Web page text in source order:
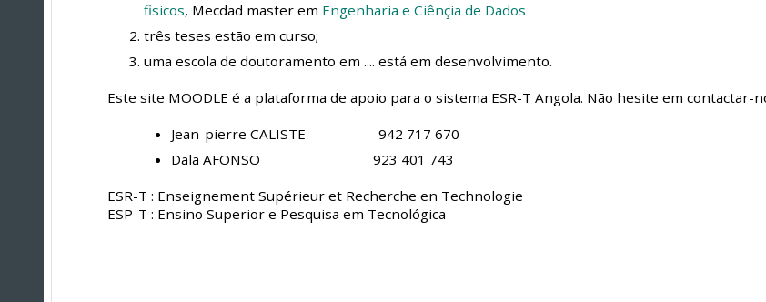
fisicos, Mecdad master em Engenharia e Ciênçia de Dados
três teses estão em curso;
uma escola de doutoramento em .... está em desenvolvimento.
Este site MOODLE é a plataforma de apoio para o sistema ESR-T Angola. Não hesite em contactar-
Jean-pierre CALISTE 942 717 670
Dala AFONSO 923 401 743
ESR-T : Enseignement Supérieur et Recherche en Technologie
ESP-T : Ensino Superior e Pesquisa em Tecnológica